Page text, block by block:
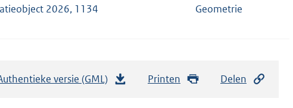
2026, 1134 Geometrie
versie (GML) Printen Delen